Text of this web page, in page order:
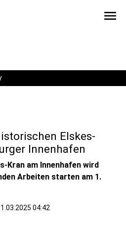
menu
Elskes-
Innenhafen
Kran am Innenhafen wird
Arbeiten starten am 1.
04:42